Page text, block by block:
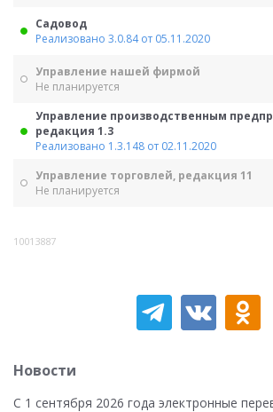
Садовод
Реализовано 3.0.84 от 05.11.2020
Управление нашей фирмой
Не планируется
Управление производственным
редакция 1.3
Реализовано 1.3.148 от 02.11.2020
Управление торговлей, редакция 11
Не планируется
10013887
Новости
С 1 сентября 2026 года электронные